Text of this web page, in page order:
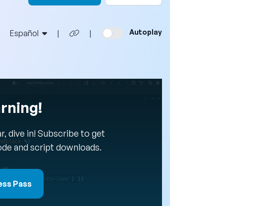
Español | | Autoplay
dive in! Subscribe to get
and script downloads.
Pass